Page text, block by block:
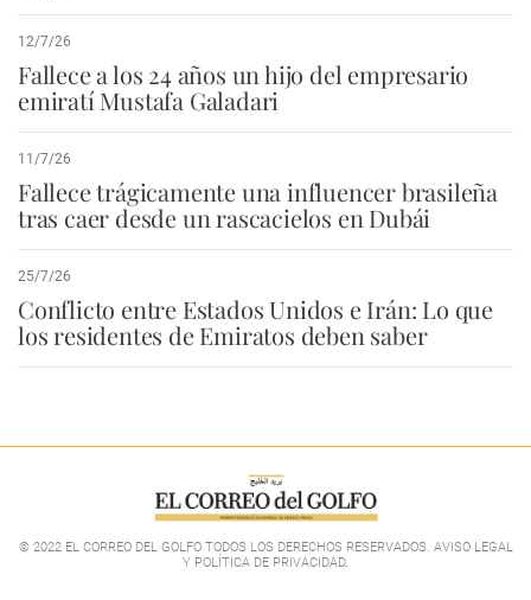
12/7/26
Fallece a los 24 años un hijo del empresario
emiratí Mustafa Galadari
11/7/26
Fallece trágicamente una influencer brasileña
tras caer desde un rascacielos en Dubái
25/7/26
Conflicto entre Estados Unidos e Irán: Lo que
los residentes de Emiratos deben saber
© 2022 EL CORREO DEL GOLFO TODOS LOS DERECHOS RESERVADOS. AVISO LEGAL
Y POLÍTICA DE PRIVACIDAD.